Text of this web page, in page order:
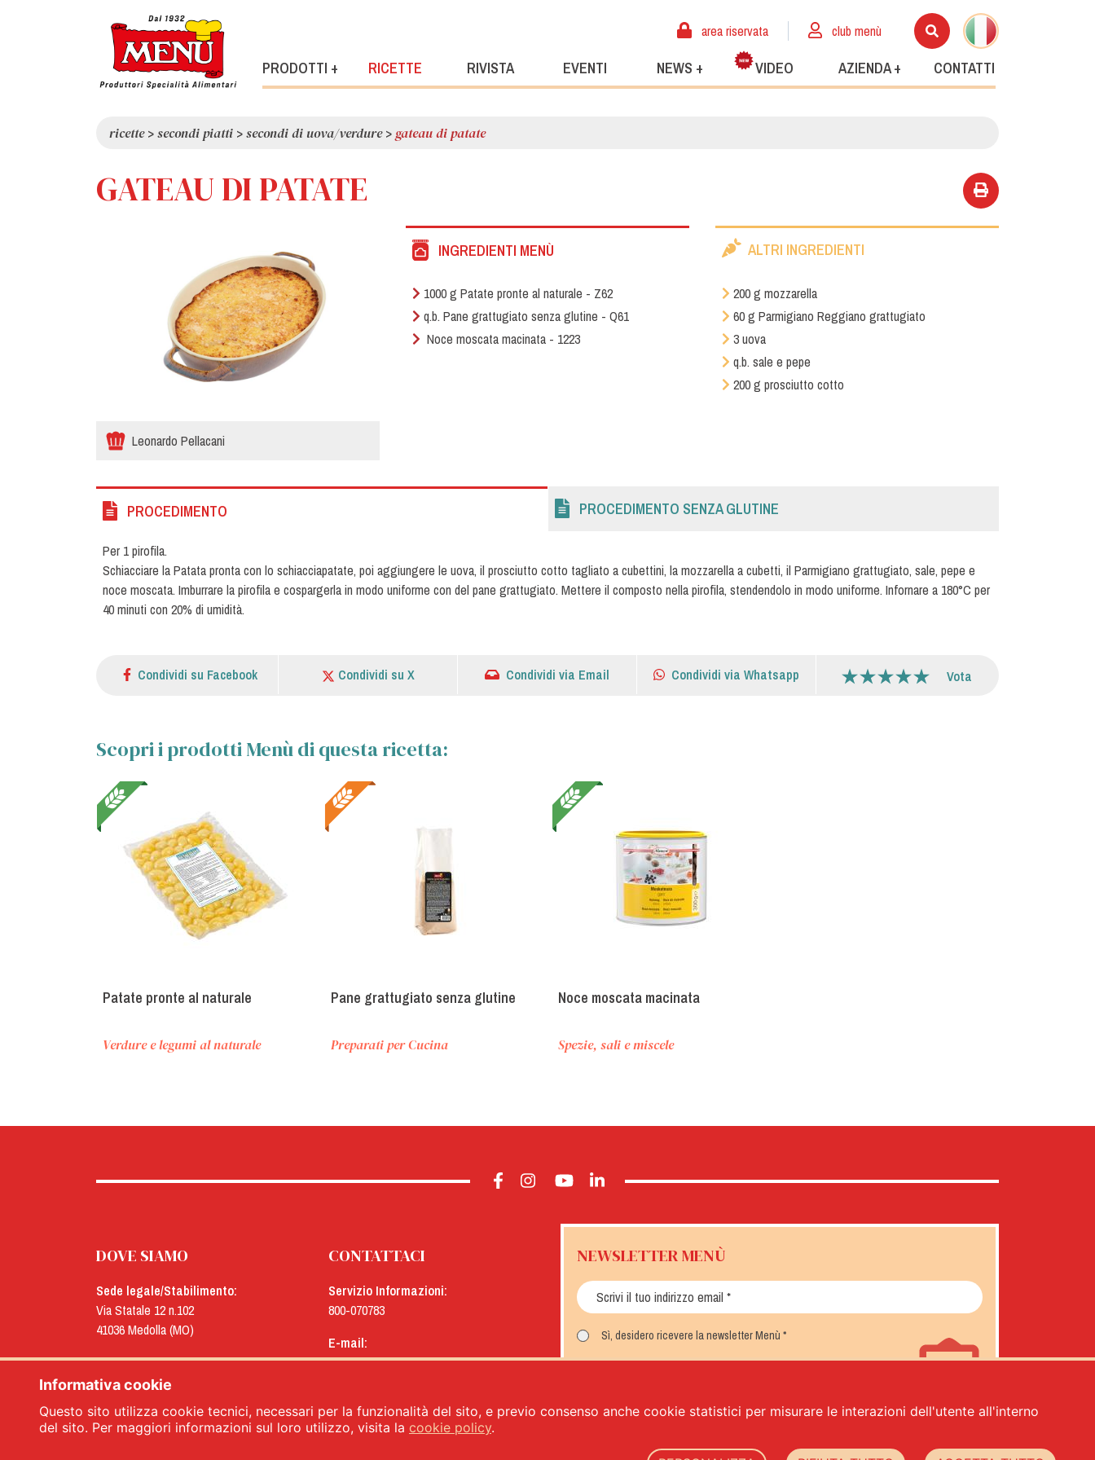
area riservata club menù
PRODOTTI + RICETTE RIVISTA EVENTI NEWS + VIDEO AZIENDA + CONTATTI
ricette>secondi piatti >secondi di uova/verdure>gateau di patate
GATEAU DI PATATE
Leonardo Pellacani
INGREDIENTI MENÙ
1000 g Patate pronte al naturale - Z62
q.b. Pane grattugiato senza glutine - Q61
Noce moscata macinata - 1223
ALTRI INGREDIENTI
200 g mozzarella
60 g Parmigiano Reggiano grattugiato
3 uova
q.b. sale e pepe
200 g prosciutto cotto
PROCEDIMENTO
Per 1 pirofila.
Schiacciare la Patata pronta con lo schiacciapatate, poi aggiungere le uova, il prosciutto cotto tagliato a cubettini, la mozzarella a cubetti, il Parmigiano grattugiato, sale, pepe e
noce moscata. Imburrare la pirofila e cospargerla in modo uniforme con del pane grattugiato. Mettere il composto nella pirofila, stendendolo in modo uniforme. Infornare a 180°C per
40 minuti con 20% di umidità.
PROCEDIMENTO SENZA GLUTINE
Condividi su Facebook Condividi su X Condividi via Email Condividi via Whatsapp Vota
Scopri i prodotti Menù di questa ricetta:
Patate pronte al naturale
Verdure e legumi al naturale
Pane grattugiato senza glutine
Preparati per Cucina
Noce moscata macinata
Spezie, sali e miscele
DOVE SIAMO
Sede legale/Stabilimento:
Via Statale 12 n.102
41036 Medolla (MO)
Uffici:
Via Concordia n.25
CONTATTACI
Servizio Informazioni:
800-070783
E-mail:
menu@menu.it
NEWSLETTER MENÙ
Sì, desidero ricevere la newsletter Menù *
Informativa cookie
Questo sito utilizza cookie tecnici, necessari per la funzionalità del sito, e previo consenso anche cookie statistici per misurare le interazioni dell'utente all'interno
del sito. Per maggiori informazioni sul loro utilizzo, visita la cookie policy.